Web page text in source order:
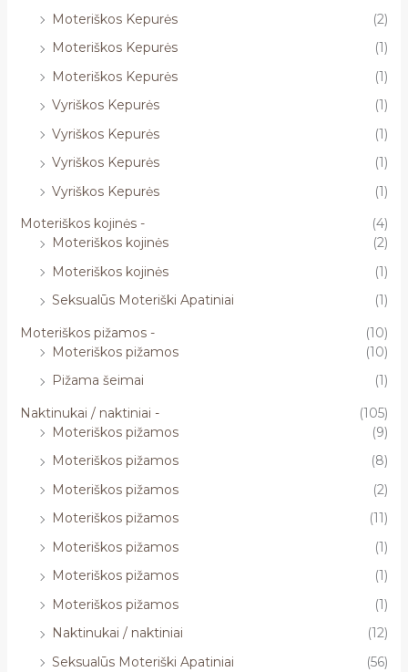
Moteriškos Kepurės
(2)
Moteriškos Kepurės
(1)
Moteriškos Kepurės
(1)
Vyriškos Kepurės
(1)
Vyriškos Kepurės
(1)
Vyriškos Kepurės
(1)
Vyriškos Kepurės
(1)
Moteriškos kojinės -
(4)
Moteriškos kojinės
(2)
Moteriškos kojinės
(1)
Seksualūs Moteriški Apatiniai
(1)
Moteriškos pižamos -
(10)
Moteriškos pižamos
(10)
Pižama šeimai
(1)
Naktinukai / naktiniai -
(105)
Moteriškos pižamos
(9)
Moteriškos pižamos
(8)
Moteriškos pižamos
(2)
Moteriškos pižamos
(11)
Moteriškos pižamos
(1)
Moteriškos pižamos
(1)
Moteriškos pižamos
(1)
Naktinukai / naktiniai
(12)
Seksualūs Moteriški Apatiniai
(56)